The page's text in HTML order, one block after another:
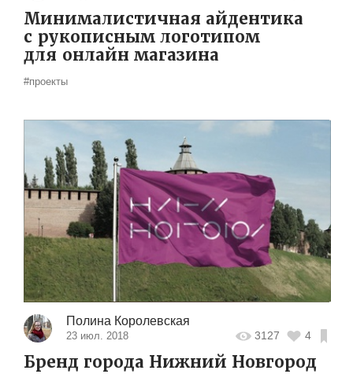
Минималистичная айдентика
с рукописным логотипом
для онлайн магазина
#проекты
Полина Королевская
23 июл. 2018 3127 4
Бренд города Нижний Новгород